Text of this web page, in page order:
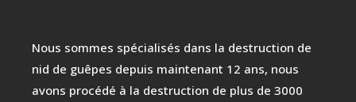
Nous sommes spécialisés dans la destruction de
nid de guêpes depuis maintenant 12 ans, nous
avons procédé à la destruction de plus de 3000